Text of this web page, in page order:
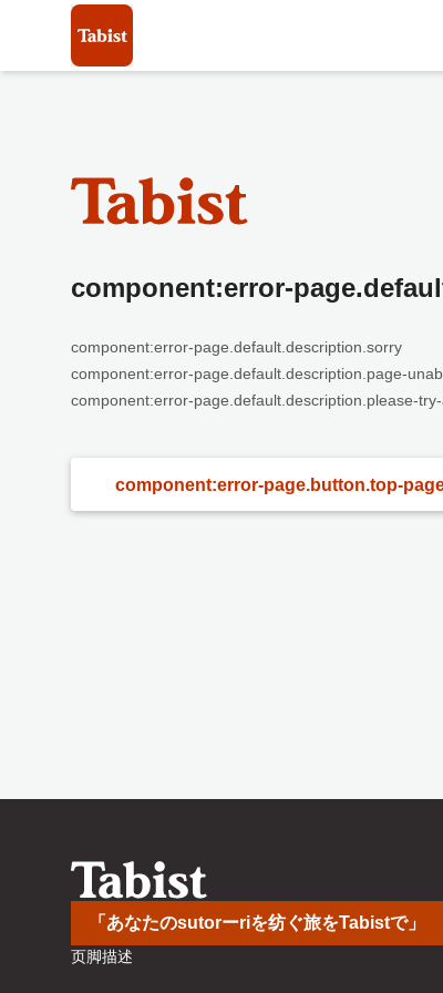
component:error-
component:error-page.default.description.sorry
component:error-page.default.description.page-
component:error-page.default.description.please-
component:error-page.button.top-
「あなたのsutorーriを纺ぐ旅をTabistで」
页脚描述